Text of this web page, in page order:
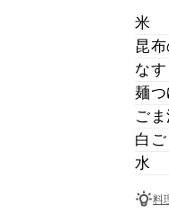
米
昆
なす
麺
ご
白ご
水
料